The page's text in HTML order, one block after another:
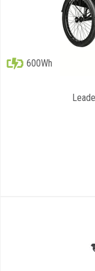
600Wh